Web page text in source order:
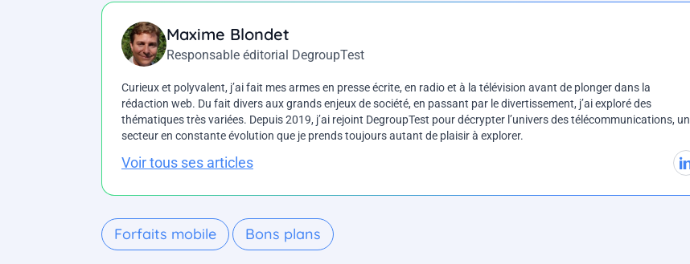
Maxime Blondet
Responsable éditorial DegroupTest
Curieux et polyvalent, j’ai fait mes armes en presse écrite, en radio et à la télévision avant de plonger dans la
rédaction web. Du fait divers aux grands enjeux de société, en passant par le divertissement, j’ai exploré des
thématiques très variées. Depuis 2019, j’ai rejoint DegroupTest pour décrypter l’univers des télécommunications, un
secteur en constante évolution que je prends toujours autant de plaisir à explorer.
Voir tous ses articles
Forfaits mobile Bons plans